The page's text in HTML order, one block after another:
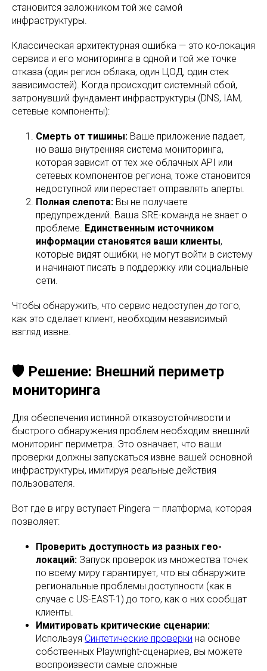
становится заложником той же самой
инфраструктуры.
Классическая архитектурная ошибка — это ко-локация
сервиса и его мониторинга в одной и той же точке
отказа (один регион облака, один ЦОД, один стек
зависимостей). Когда происходит системный сбой,
затронувший фундамент инфраструктуры (DNS, IAM,
сетевые компоненты):
Смерть от тишины: Ваше приложение падает,
но ваша внутренняя система мониторинга,
которая зависит от тех же облачных API или
сетевых компонентов региона, тоже становится
недоступной или перестает отправлять алерты.
Полная слепота: Вы не получаете
предупреждений. Ваша SRE-команда не знает о
проблеме. Единственным источником
информации становятся ваши клиенты,
которые видят ошибки, не могут войти в систему
и начинают писать в поддержку или социальные
сети.
Чтобы обнаружить, что сервис недоступен дотого,
как это сделает клиент, необходим независимый
взгляд извне.
🛡️ Решение: Внешний периметр
мониторинга
Для обеспечения истинной отказоустойчивости и
быстрого обнаружения проблем необходим внешний
мониторинг периметра. Это означает, что ваши
проверки должны запускаться извне вашей основной
инфраструктуры, имитируя реальные действия
пользователя.
Вот где в игру вступает Pingera — платформа, которая
позволяет:
Проверить доступность из разных гео-
локаций: Запуск проверок из множества точек
по всему миру гарантирует, что вы обнаружите
региональные проблемы доступности (как в
случае с US-EAST-1) до того, как о них сообщат
клиенты.
Имитировать критические сценарии:
Используя Синтетические проверки на основе
собственных Playwright-сценариев, вы можете
воспроизвести самые сложные